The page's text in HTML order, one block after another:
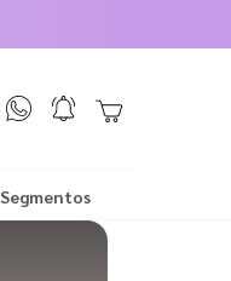
Segmentos